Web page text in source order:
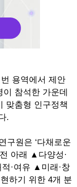
용역에서 제안
이 참석한 가운데
맞춤형 인구정책
.
구원은 ‘다채로운
아래 ▲다양성·
·여유 ▲미래·창
하기 위한 4개 분